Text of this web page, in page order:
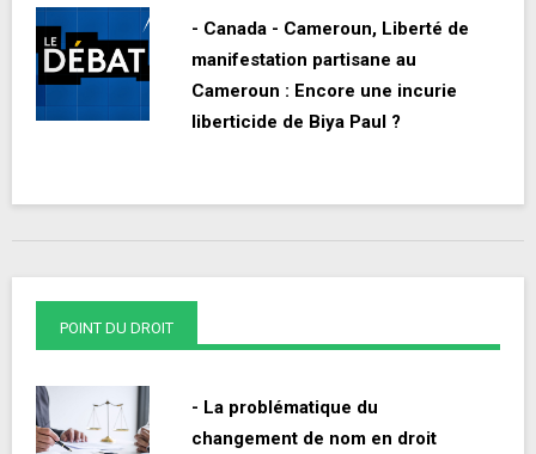
- Canada - Cameroun, Liberté de
manifestation partisane au
Cameroun : Encore une incurie
liberticide de Biya Paul ?
POINT DU DROIT
- La problématique du
changement de nom en droit